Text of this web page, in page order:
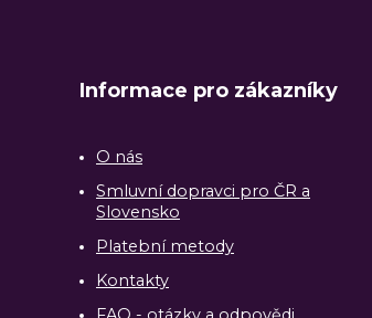
Informace pro zákazníky
O nás
Smluvní dopravci pro ČR a
Slovensko
Platební metody
Kontakty